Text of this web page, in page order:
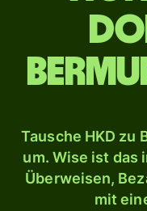
Tausche HKD zu
um. Wise ist das
Überweisen,
mit